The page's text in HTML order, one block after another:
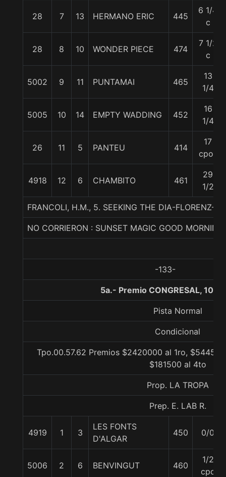
28 7 13 HERMANO ERIC 445
6 1/4
c
28 8 10 WONDER PIECE 474
7 1/2
c
5002 9 11 PUNTAMAI 465
13
1/4
5005 10 14 EMPTY WADDING 452
16
1/4
26 11 5 PANTEU 414
17
cpos
4918 12 6 CHAMBITO 461
29
1/2
FRANCOLI, H.M., 5. SEEKING THE DIA-FLORENZ-
NO CORRIERON : SUNSET MAGIC GOOD MORNING
-133-
5a.- Premio CONGRESAL,
Pista Normal
Condicional
Tpo.00.57.62 Premios $2420000 al 1ro,
$181500 al 4to
Prop. LA TROPA
Prep. E. LAB R.
4919 1 3
LES FONTS
D'ALGAR
450 0/0
5006 2 6 BENVINGUT 460
1/2
cpo